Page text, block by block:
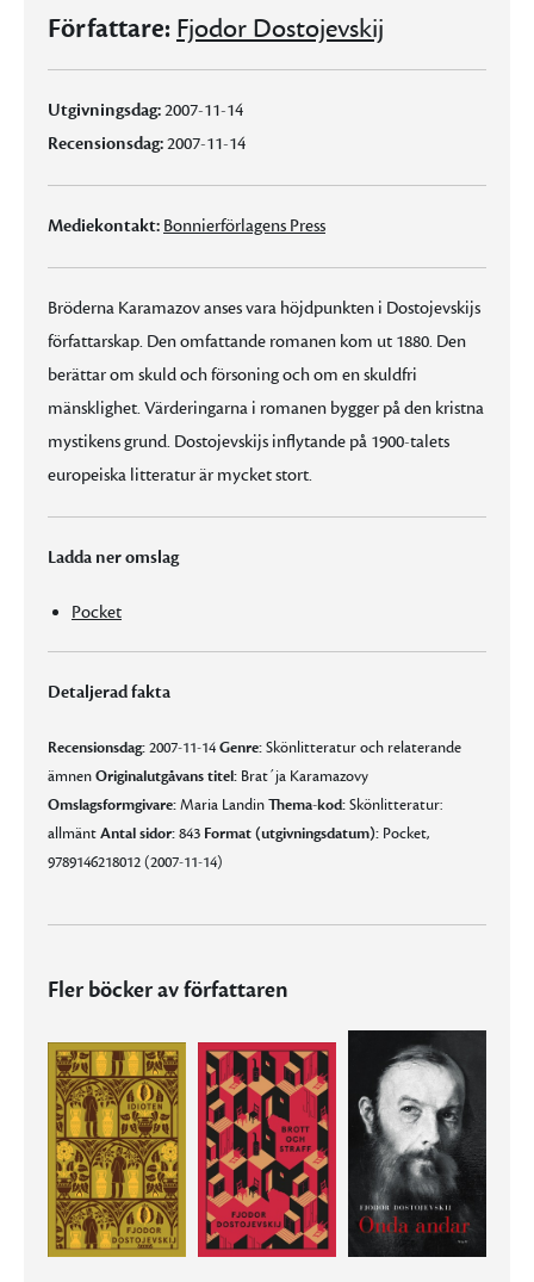
Författare: Fjodor Dostojevskij
Utgivningsdag:2007-11-14
Recensionsdag:2007-11-14
Mediekontakt: Bonnierförlagens Press
Bröderna Karamazov anses vara höjdpunkten i Dostojevskijs
författarskap. Den omfattande romanen kom ut 1880. Den
berättar om skuld och försoning och om en skuldfri
mänsklighet. Värderingarna i romanen bygger på den kristna
mystikens grund. Dostojevskijs inflytande på 1900-talets
europeiska litteratur är mycket stort.
Ladda ner omslag
Pocket
Detaljerad fakta
Recensionsdag:2007-11-14Genre:Skönlitteratur och relaterande
ämnenOriginalutgåvans titel: Brat´ja Karamazovy
Omslagsformgivare:Maria LandinThema-kod:Skönlitteratur:
allmäntAntal sidor:843 Format (utgivningsdatum): Pocket,
9789146218012 (2007-11-14)
Fler böcker av författaren